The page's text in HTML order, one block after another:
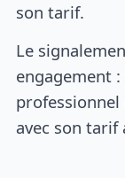
son tarif.
Le
engagement
avec son